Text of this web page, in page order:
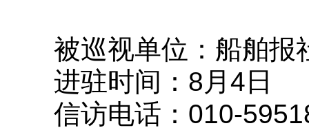
被巡视单位：船舶报
进驻时间：8月4日
信访电话：010-